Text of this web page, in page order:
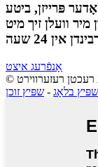
פּרייזן, ביטע
וועלן זיך מיט
אָנפֿרעג איצט
שפּיץ בלאָג - שפּיץ זוכן